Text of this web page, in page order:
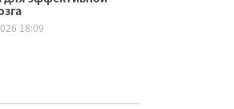
18:09